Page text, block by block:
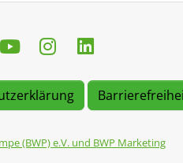
(BWP) e.V. und BWP Marketing